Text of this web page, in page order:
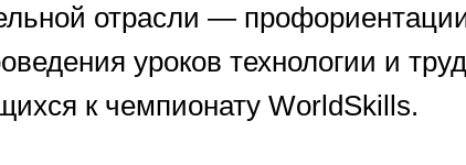
отрасли —
уроков технологии и
к чемпионату WorldSkills.